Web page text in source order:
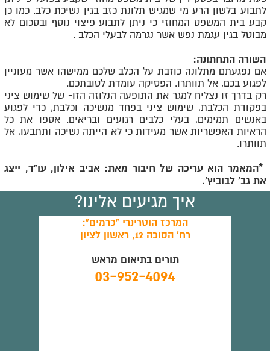
לתבוע בלשון הרע מי שמגיש תלונת כזב בגין נשיכת כלב. כמו כן
קבע בית המשפט המחוזי כי ניתן לתבוע פיצוי נוסף ובסכום לא
מבוטל בגין עגמת נפש אשר נגרמה לבעלי הכלב .
השורה התחתונה:
אם נפגעתם מתלונה כוזבת על הכלב שלכם ממישהו אשר מעוניין
לפגוע בכם, אל תוותרו. הפסיקה עומדת לטובתכם.
רק בדרך זו נצליח למגר את התופעה הנלוזה הזו- של שימוש ציני
בפקודת הכלבת, שימוש ציני בפחד מנשיכה וכלבת, כדי לפגוע
באנשים תמימים, בעלי כלבים רגועים ובריאים. אספו את כל
הראיות האפשריות אשר מעידות כי לא הייתה נשיכה ותתבעו, אל
תוותרו.
*המאמר הוא עריכה של חיבור מאת: אביב אילון, עו"ד, ייצג
את גב' לבוביץ'.
איך מגיעים אלינו?
המרכז הוטרינרי "כרמים":
רח' הסוכה 12, ראשון לציון
תורים בתיאום מראש
03-952-4094